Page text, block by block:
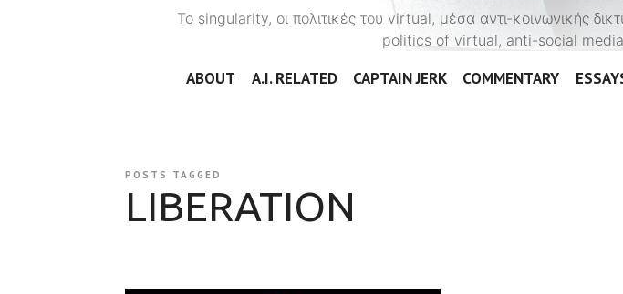
To singularity, οι πολιτικές του virtual, μέσα αντι-κοινωνικής
politics of virtual, anti-social
ABOUT A.I. RELATED CAPTAIN JERK COMMENTARY
POSTS TAGGED
LIBERATION